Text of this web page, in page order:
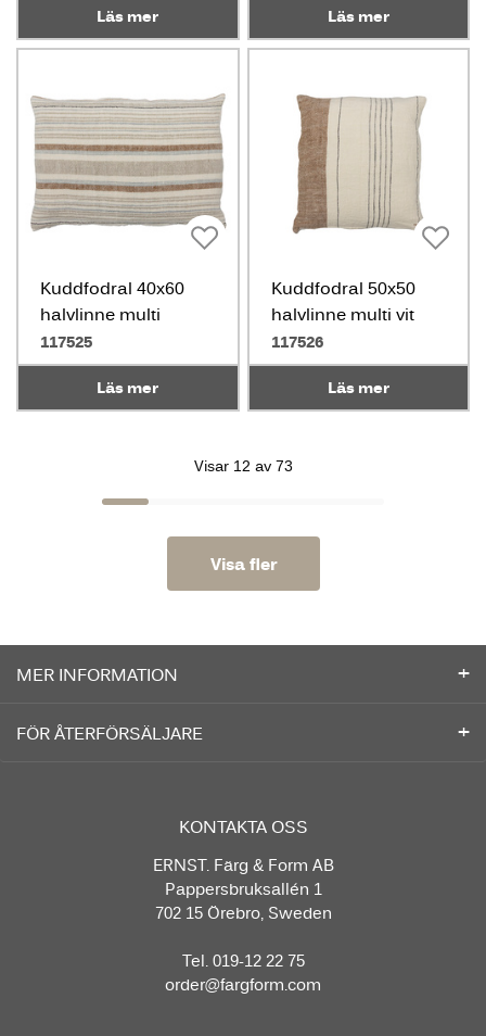
Läs mer Läs mer
Kuddfodral 40x60
halvlinne multi
ljusblå
117525
Läs mer
Kuddfodral 50x50
halvlinne multi vit
117526
Läs mer
Visar 12 av 73
Visa fler
MER INFORMATION
FÖR ÅTERFÖRSÄLJARE
KONTAKTA OSS
ERNST. Färg & Form AB
Pappersbruksallén 1
702 15 Örebro, Sweden
Tel. 019-12 22 75
order@fargform.com